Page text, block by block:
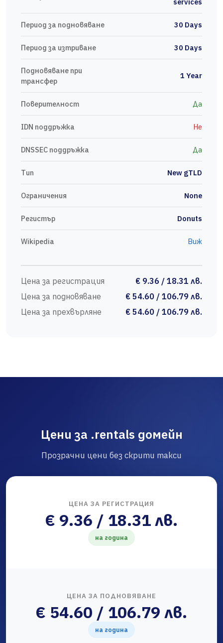
services
Период за подновяване 30 Days
Период за изтриване 30 Days
Подновяване при
трансфер
1 Year
Поверителност Да
IDN поддръжка Не
DNSSEC поддръжка Да
Тип New gTLD
Ограничения None
Регистър Donuts
Wikipedia Виж
Цена за регистрация
€ 9.36 / 18.31 лв.
Цена за подновяване
€ 54.60 / 106.79 лв.
Цена за прехвърляне
€ 54.60 / 106.79 лв.
Цени за .rentals домейн
Прозрачни цени без скрити такси
ЦЕНА ЗА РЕГИСТРАЦИЯ
€ 9.36 / 18.31 лв.
на година
ЦЕНА ЗА ПОДНОВЯВАНЕ
€ 54.60 / 106.79 лв.
на година